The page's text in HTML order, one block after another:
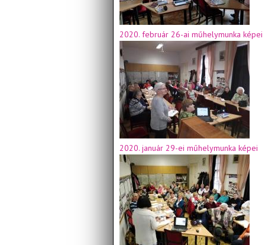
2020. február 26-ai műhelymunka képei
2020. január 29-ei műhelymunka képei